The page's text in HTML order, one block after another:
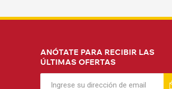
ANÓTATE PARA RECIBIR LAS
ÚLTIMAS OFERTAS